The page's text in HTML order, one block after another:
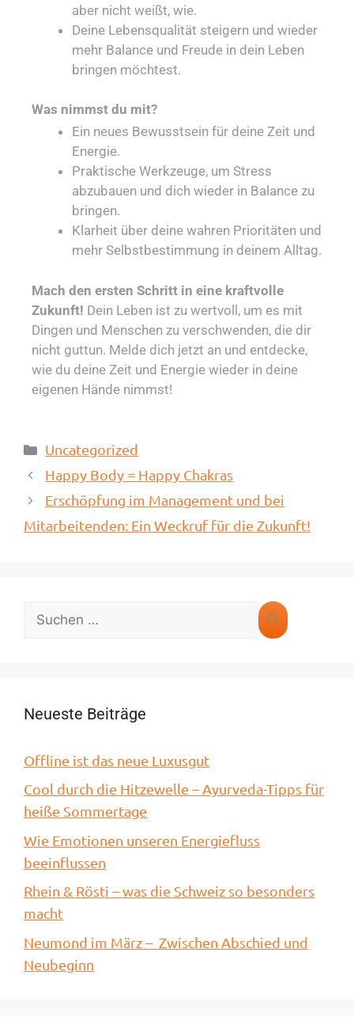
aber nicht weißt, wie.
Deine Lebensqualität steigern und wieder
mehr Balance und Freude in dein Leben
bringen möchtest.
Was nimmst du mit?
Ein neues Bewusstsein für deine Zeit und
Energie.
Praktische Werkzeuge, um Stress
abzubauen und dich wieder in Balance zu
bringen.
Klarheit über deine wahren Prioritäten und
mehr Selbstbestimmung in deinem Alltag.
Mach den ersten Schritt in eine kraftvolle
Zukunft! Dein Leben ist zu wertvoll, um es mit
Dingen und Menschen zu verschwenden, die dir
nicht guttun. Melde dich jetzt an und entdecke,
wie du deine Zeit und Energie wieder in deine
eigenen Hände nimmst!
Uncategorized
Happy Body = Happy Chakras
Erschöpfung im Management und bei
Mitarbeitenden: Ein Weckruf für die Zukunft!
Neueste Beiträge
Offline ist das neue Luxusgut
Cool durch die Hitzewelle – Ayurveda-Tipps für
heiße Sommertage
Wie Emotionen unseren Energiefluss
beeinflussen
Rhein & Rösti – was die Schweiz so besonders
macht
Neumond im März – Zwischen Abschied und
Neubeginn